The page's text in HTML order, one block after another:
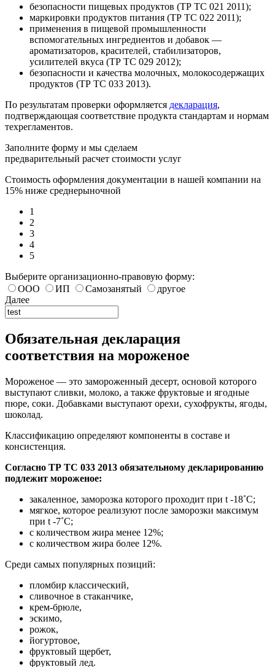
безопасности пищевых продуктов (ТР ТС 021 2011);
маркировки продуктов питания (ТР ТС 022 2011);
применения в пищевой промышленности
вспомогательных ингредиентов и добавок —
ароматизаторов, красителей, стабилизаторов,
усилителей вкуса (ТР ТС 029 2012);
безопасности и качества молочных, молокосодержащих
продуктов (ТР ТС 033 2013).
По результатам проверки оформляется декларация,
подтверждающая соответствие продукта стандартам и нормам
техрегламентов.
Заполните форму и мы сделаем
предварительный расчет стоимости услуг
Стоимость оформления документации в нашей компании на
15% ниже среднерыночной
1
2
3
4
5
Выберите организационно-правовую форму:
ООО
ИП Самозанятый
другое
Далее
Обязательная декларация
соответствия на мороженое
Мороженое — это замороженный десерт, основой которого
выступают сливки, молоко, а также фруктовые и ягодные
пюре, соки. Добавками выступают орехи, сухофрукты, ягоды,
шоколад.
Классификацию определяют компоненты в составе и
консистенция.
Согласно ТР ТС 033 2013 обязательному декларированию
подлежит мороженое:
закаленное, заморозка которого проходит при t -18˚С;
мягкое, которое реализуют после заморозки максимум
при t -7˚С;
с количеством жира менее 12%;
с количеством жира более 12%.
Среди самых популярных позиций:
пломбир классический,
сливочное в стаканчике,
крем-брюле,
эскимо,
рожок,
йогуртовое,
фруктовый щербет,
фруктовый лед.